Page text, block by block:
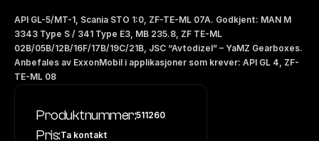
NO|EN
API GL-5/MT-1, Scania STO 1:0, ZF-TE-ML 07A. Godkjent: MAN M
3343 Type S / 341 Type E3, MB 235.8, ZF TE-ML
02B/05B/12B/16F/17B/19C/21B, JSC “Avtodizel” – YaMZ Gearboxes.
Anbefales av ExxonMobil i applikasjoner som krever: API GL 4, ZF-
TE-ML 08
Produktnummer:511260
Pris:Ta kontakt